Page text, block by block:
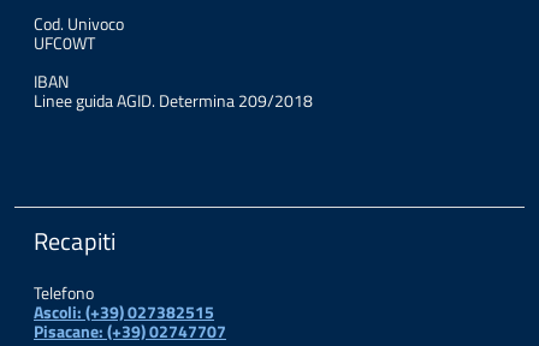
Cod. Univoco
UFC0WT
IBAN
Linee guida AGID. Determina 209/2018
Recapiti
Telefono
Ascoli: (+39) 027382515
Pisacane: (+39) 02747707